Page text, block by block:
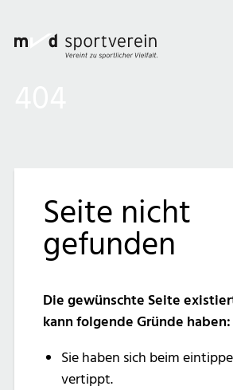
Seite nicht
gefunden
Die gewünschte Seite
kann folgende Gründe haben:
Sie haben sich beim
vertippt.